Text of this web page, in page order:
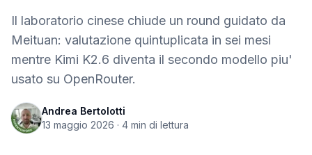
Il laboratorio cinese chiude un round guidato da
Meituan: valutazione quintuplicata in sei mesi
mentre Kimi K2.6 diventa il secondo modello piu'
usato su OpenRouter.
Andrea Bertolotti
13 maggio 2026 · 4 min di lettura